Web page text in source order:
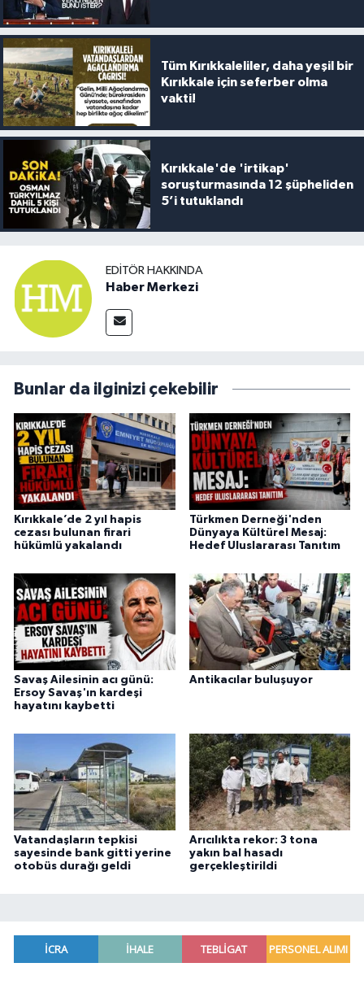
Tüm Kırıkkaleliler, daha yeşil bir
Kırıkkale için seferber olma
vakti!
Kırıkkale'de 'irtikap'
soruşturmasında 12 şüpheliden
5’i tutuklandı
EDITÖR HAKKINDA
Haber Merkezi
Bunlar da ilginizi çekebilir
Kırıkkale’de 2 yıl hapis
cezası bulunan firari
hükümlü yakalandı
Türkmen Derneği'nden
Dünyaya Kültürel Mesaj:
Hedef Uluslararası Tanıtım
Savaş Ailesinin acı günü:
Ersoy Savaş'ın kardeşi
hayatını kaybetti
Antikacılar buluşuyor
Vatandaşların tepkisi
sayesinde bank gitti yerine
otobüs durağı geldi
Arıcılıkta rekor: 3 tona
yakın bal hasadı
gerçekleştirildi